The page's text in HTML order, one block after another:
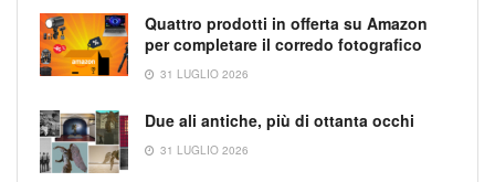
Quattro prodotti in offerta su Amazon
per completare il corredo fotografico
31 LUGLIO 2026
Due ali antiche, più di ottanta occhi
31 LUGLIO 2026